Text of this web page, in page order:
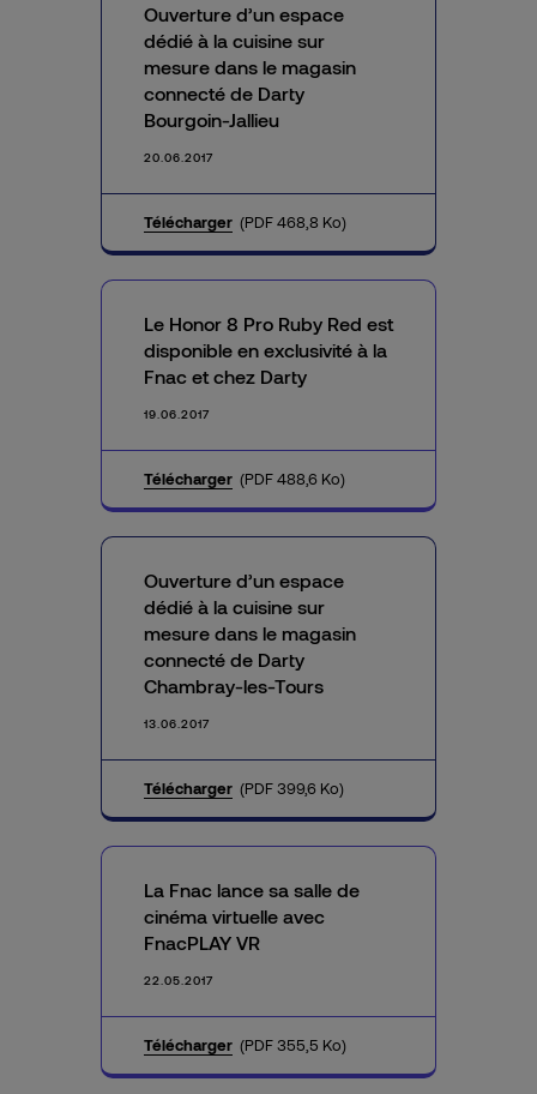
Ouverture d’un espace
dédié à la cuisine sur
mesure dans le magasin
connecté de Darty
Bourgoin-Jallieu
20.06.2017
Télécharger (PDF 468,8 Ko)
Le Honor 8 Pro Ruby Red est
disponible en exclusivité à la
Fnac et chez Darty
19.06.2017
Télécharger (PDF 488,6 Ko)
Ouverture d’un espace
dédié à la cuisine sur
mesure dans le magasin
connecté de Darty
Chambray-les-Tours
13.06.2017
Télécharger (PDF 399,6 Ko)
La Fnac lance sa salle de
cinéma virtuelle avec
FnacPLAY VR
22.05.2017
Télécharger (PDF 355,5 Ko)